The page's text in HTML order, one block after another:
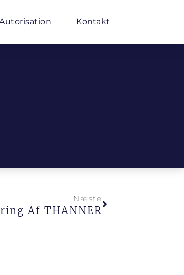
Autorisation Kontakt
Næste
Af THANNER